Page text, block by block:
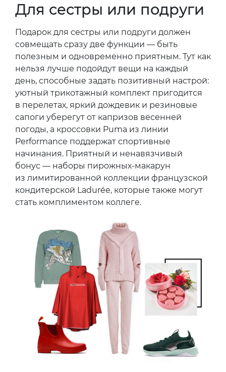
Для сестры или подруги
Подарок для сестры или подруги должен
совмещать сразу две функции — быть
полезным и одновременно приятным. Тут как
нельзя лучше подойдут вещи на каждый
день, способные задать позитивный настрой:
уютный трикотажный комплект пригодится
в перелетах, яркий дождевик и резиновые
сапоги уберегут от капризов весенней
погоды, а кроссовки Puma из линии
Performance поддержат спортивные
начинания. Приятный и ненавязчивый
бонус — наборы пирожных-макарун
из лимитированной коллекции французской
кондитерской Ladurée, которые также могут
стать комплиментом коллеге.